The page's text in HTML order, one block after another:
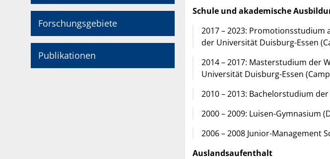
Forschungsgebiete
Publikationen
Schule und akademische
2017 – 2023:
der Universität Duisburg-Essen
2014 – 2017: Masterstudium der
Universität Duisburg-Essen
2010 – 2013: Bachelorstudium
2000 – 2009: Luisen-Gymnasium
2006 – 2008 Junior-Management
Auslandsaufenthalt